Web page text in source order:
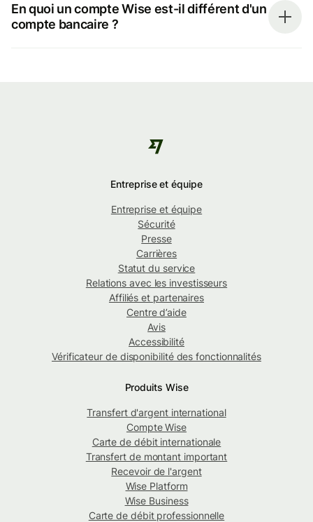
En quoi un compte Wise est-il différent d'un
compte bancaire ?
Entreprise et équipe
Entreprise et équipe
Sécurité
Presse
Carrières
Statut du service
Relations avec les investisseurs
Affiliés et partenaires
Centre d’aide
Avis
Accessibilité
Vérificateur de disponibilité des fonctionnalités
Produits Wise
Transfert d'argent international
Compte Wise
Carte de débit internationale
Transfert de montant important
Recevoir de l'argent
Wise Platform
Wise Business
Carte de débit professionnelle